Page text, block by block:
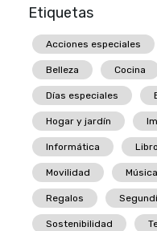
Etiquetas
Acciones especiales
Belleza Cocina
Días especiales
Hogar y jardín
Informática
Movilidad Música
Regalos
Sostenibilidad